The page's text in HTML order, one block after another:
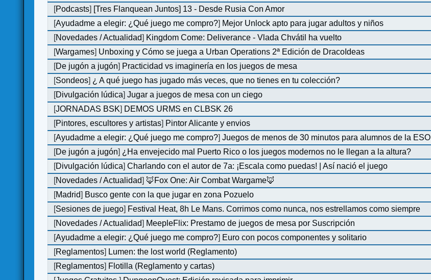
[Podcasts] [Tres Flanquean Juntos] 13 - Desde Rusia Con Amor
[Ayudadme a elegir: ¿Qué juego me compro?] Mejor Unlock apto para jugar adultos y niños
[Novedades / Actualidad] Kingdom Come: Deliverance - Vlada Chvátil ha vuelto
[Wargames] Unboxing y Cómo se juega a Urban Operations 2ª Edición de DracoIdeas
[De jugón a jugón] Practicidad vs imaginería en los juegos de mesa
[Sondeos] ¿ A qué juego has jugado más veces, que no tienes en tu colección?
[Divulgación lúdica]Jugar a juegos de mesa con un ciego
[JORNADAS BSK] DEMOS URMS en CLBSK 26
[Pintores, escultores y artistas] Pintor Alicante y envios
[Ayudadme a elegir: ¿Qué juego me compro?]Juegos de menos de 30 minutos para alumnos de la ESO
[De jugón a jugón] ¿Ha envejecido mal Puerto Rico o los juegos modernos no le llegan a la altura?
[Divulgación lúdica]Charlando con el autor de 7a: ¡Escala como puedas! | Así nació el juego
[Novedades / Actualidad] 🦊Fox One: Air Combat Wargame🦊
[Madrid] Busco gente con la que jugar en zona Pozuelo
[Sesiones de juego] Festival Heat, 8h Le Mans. Corrimos como nunca, nos estrellamos como siempre
[Novedades / Actualidad] MeepleFlix: Prestamo de juegos de mesa por Suscripción
[Ayudadme a elegir: ¿Qué juego me compro?] Euro con pocos componentes y solitario
[Reglamentos] Lumen: the lost world (Reglamento)
[Reglamentos] Flotilla (Reglamento y cartas)